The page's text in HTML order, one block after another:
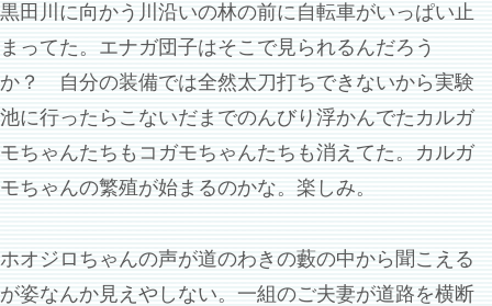
黒田川に向かう川沿いの林の前に自転車がいっぱい止
まってた。エナガ団子はそこで見られるんだろう
か？ 自分の装備では全然太刀打ちできないから実験
池に行ったらこないだまでのんびり浮かんでたカルガ
モちゃんたちもコガモちゃんたちも消えてた。カルガ
モちゃんの繁殖が始まるのかな。楽しみ。
ホオジロちゃんの声が道のわきの藪の中から聞こえる
が姿なんか見えやしない。一組のご夫妻が道路を横断